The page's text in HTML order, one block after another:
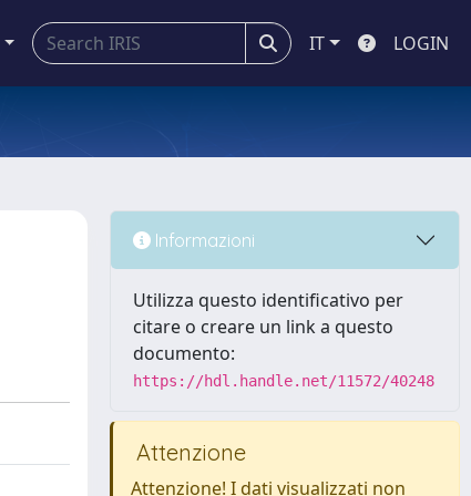
IT LOGIN
Informazioni
Utilizza questo identificativo per
citare o creare un link a questo
documento:
https://hdl.handle.net/11572/40248
Attenzione
Attenzione! I dati visualizzati non